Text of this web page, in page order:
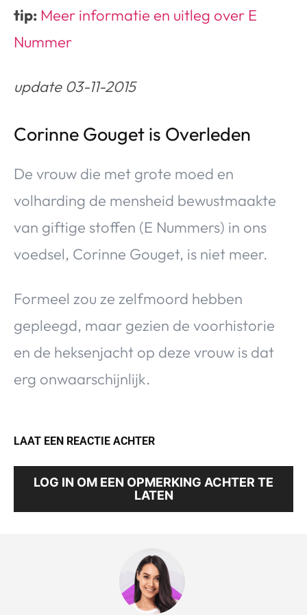
tip: Meer informatie en uitleg over E
Nummer
update 03-11-2015
Corinne Gouget is Overleden
De vrouw die met grote moed en
volharding de mensheid bewustmaakte
van giftige stoffen (E Nummers) in ons
voedsel, Corinne Gouget, is niet meer.
Formeel zou ze zelfmoord hebben
gepleegd, maar gezien de voorhistorie
en de heksenjacht op deze vrouw is dat
erg onwaarschijnlijk.
LAAT EEN REACTIE ACHTER
LOG IN OM EEN OPMERKING ACHTER TE
LATEN